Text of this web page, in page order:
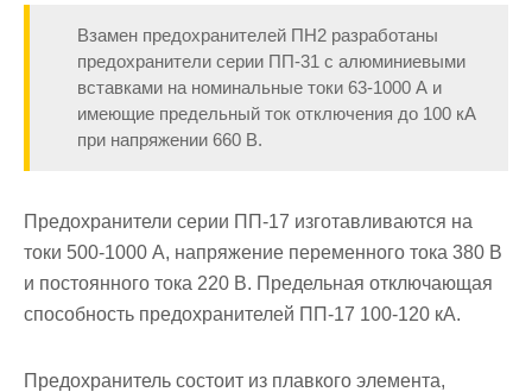
Взамен предохранителей ПН2 разработаны
предохранители серии ПП-31 с алюминиевыми
вставками на номинальные токи 63-1000 А и
имеющие предельный ток отключения до 100 кА
при напряжении 660 В.
Предохранители серии ПП-17 изготавливаются на
токи 500-1000 А, напряжение переменного тока 380 В
и постоянного тока 220 В. Предель­ная отключающая
способность предохранителей ПП-17 100-120 кА.
Предохранитель состоит из плавкого элемента,